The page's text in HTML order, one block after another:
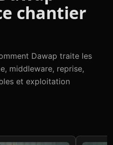
chantier
Dawap traite les
middleware, reprise,
et exploitation